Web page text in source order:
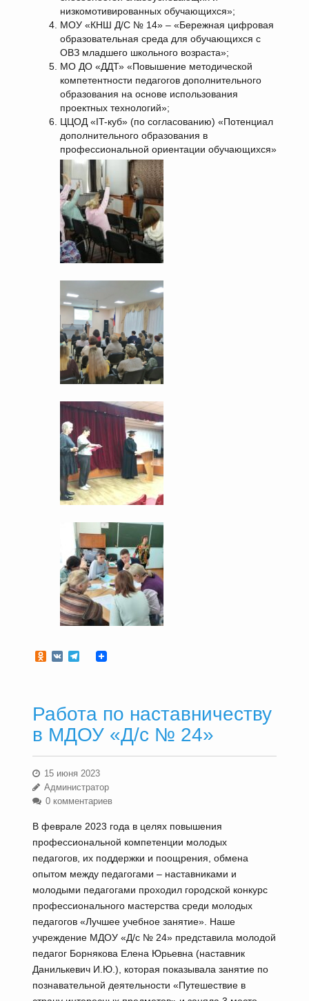
низкомотивированных обучающихся»;
МОУ «КНШ Д/С № 14» – «Бережная цифровая
образовательная среда для обучающихся с
ОВЗ младшего школьного возраста»;
МО ДО «ДДТ» «Повышение методической
компетентности педагогов дополнительного
образования на основе использования
проектных технологий»;
ЦЦОД «IT-куб» (по согласованию) «Потенциал
дополнительного образования в
профессиональной ориентации обучающихся»
Odnoklassniki
VKTelegram
Работа по наставничеству
в МДОУ «Д/с № 24»
15 июня 2023
Администратор
0 комментариев
В феврале 2023 года в целях повышения
профессиональной компетенции молодых
педагогов, их поддержки и поощрения, обмена
опытом между педагогами – наставниками и
молодыми педагогами проходил городской конкурс
профессионального мастерства среди молодых
педагогов «Лучшее учебное занятие». Наше
учреждение МДОУ «Д/с № 24» представила молодой
педагог Борнякова Елена Юрьевна (наставник
Данилькевич И.Ю.), которая показывала занятие по
познавательной деятельности «Путешествие в